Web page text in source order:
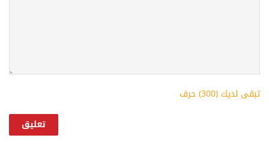
تبقى لديك (300) حرف